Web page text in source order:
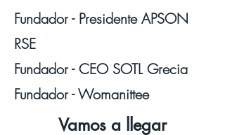
Fundador - Presidente APSON
RSE
Fundador - CEO SOTL Grecia
Fundador - Womanittee
Vamos a llegar